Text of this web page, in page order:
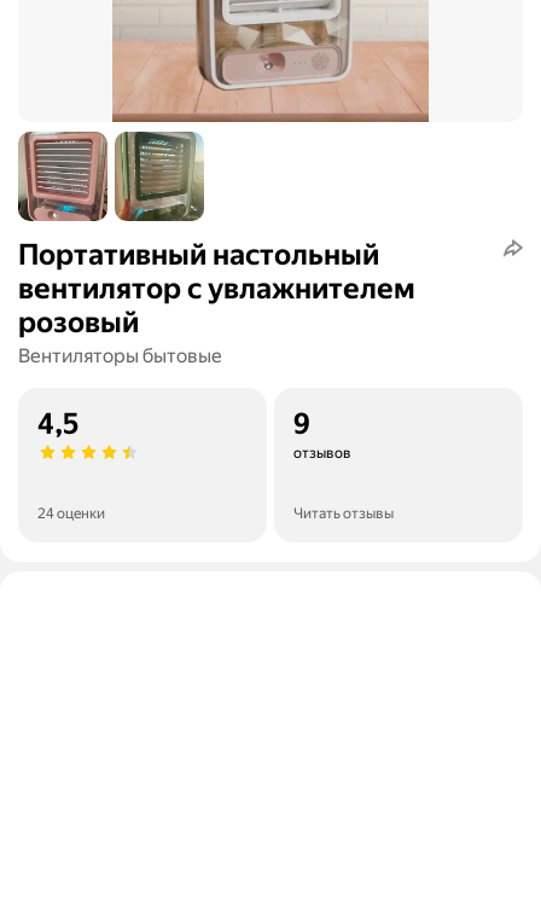
Портативный настольный
вентилятор с увлажнителем
розовый
Вентиляторы бытовые
4,5
24 оценки
9
отзывов
Читать отзывы